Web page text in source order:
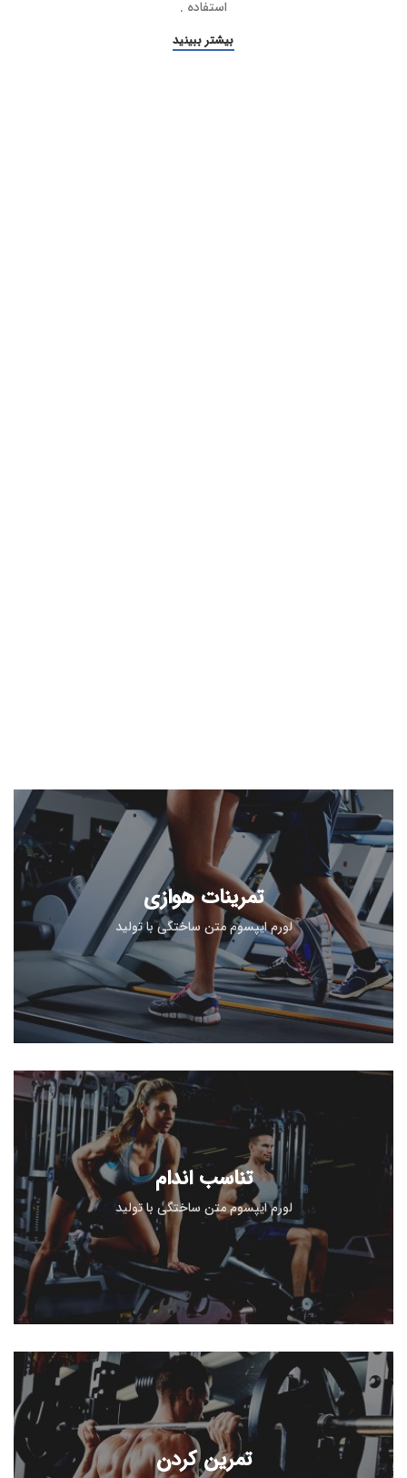
استفاده .
بیشتر ببینید
تمرینات هوازی
لورم ایپسوم متن ساختگی با تولید
تناسب اندام
لورم ایپسوم متن ساختگی با تولید
تمرین کردن